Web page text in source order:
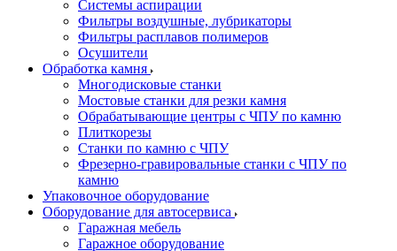
Системы аспирации
Фильтры воздушные, лубрикаторы
Фильтры расплавов полимеров
Осушители
Обработка камня
Многодисковые станки
Мостовые станки для резки камня
Обрабатывающие центры с ЧПУ по камню
Плиткорезы
Станки по камню с ЧПУ
Фрезерно-гравировальные станки с ЧПУ по
камню
Упаковочное оборудование
Оборудование для автосервиса
Гаражная мебель
Гаражное оборудование